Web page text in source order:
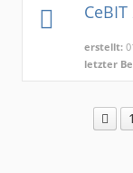
erstellt:
letzter
1